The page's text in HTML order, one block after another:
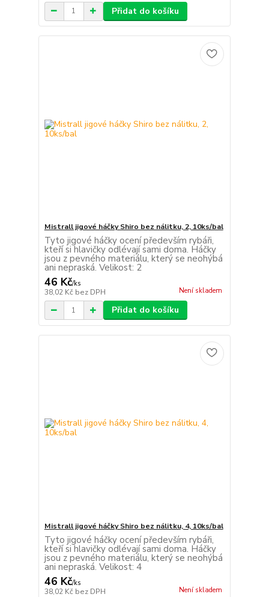
Přidat do košíku
Mistrall jigové háčky Shiro bez nálitku, 2, 10ks/bal
Tyto jigové háčky ocení především rybáři,
kteří si hlavičky odlévají sami doma. Háčky
jsou z pevného materiálu, který se neohýbá
ani nepraská. Velikost: 2
46 Kč/ks
38,02 Kč bez DPH Není skladem
Přidat do košíku
Mistrall jigové háčky Shiro bez nálitku, 4, 10ks/bal
Tyto jigové háčky ocení především rybáři,
kteří si hlavičky odlévají sami doma. Háčky
jsou z pevného materiálu, který se neohýbá
ani nepraská. Velikost: 4
46 Kč/ks
38,02 Kč bez DPH Není skladem